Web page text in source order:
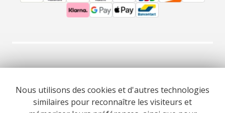
RNAAT 309/2015RNAVT 7055
Nous utilisons des cookies et d'autres technologies
similaires pour reconnaître les visiteurs et